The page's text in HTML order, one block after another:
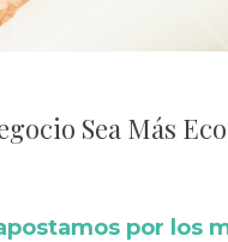
Sea Más
por los